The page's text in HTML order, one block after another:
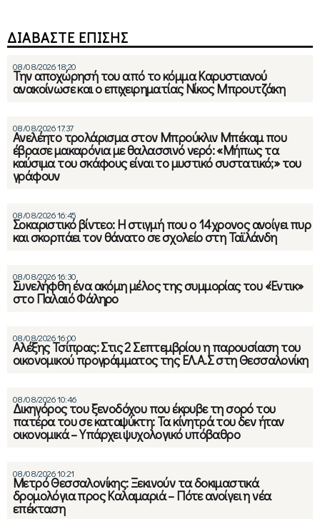
ΔΙΑΒΑΣΤΕ ΕΠΙΣΗΣ
08/08/2026 18:20
Την αποχώρησή του από το κόμμα Καρυστιανού
ανακοίνωσε και ο επιχειρηματίας Νίκος Μπρουτζάκη
08/08/2026 17:37
Ανελέητο τρολάρισμα στον Μπρούκλιν Μπέκαμ που
έβρασε μακαρόνια με θαλασσινό νερό: «Μήπως τα
καύσιμα του σκάφους είναι το μυστικό συστατικό;» του
γράφουν
08/08/2026 16:45
Σοκαριστικό βίντεο: Η στιγμή που ο 14χρονος ανοίγει πυρ
και σκορπάει τον θάνατο σε σχολείο στη Ταϊλάνδη
08/08/2026 16:30
Συνελήφθη ένα ακόμη μέλος της συμμορίας του «Έντικ»
στο Παλαιό Φάληρο
08/08/2026 16:00
Αλέξης Τσίπρας: Στις 2 Σεπτεμβρίου η παρουσίαση του
οικονομικού προγράμματος της ΕΛ.Α.Σ στη Θεσσαλονίκη
08/08/2026 10:46
Δικηγόρος του ξενοδόχου που έκρυβε τη σορό του
πατέρα του σε καταψύκτη: Τα κίνητρά του δεν ήταν
οικονομικά – Υπάρχει ψυχολογικό υπόβαθρο
08/08/2026 10:21
Μετρό Θεσσαλονίκης: Ξεκινούν τα δοκιμαστικά
δρομολόγια προς Καλαμαριά – Πότε ανοίγει η νέα
επέκταση